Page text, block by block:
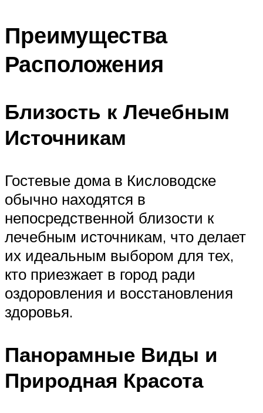
Преимущества
Расположения
Близость к Лечебным
Источникам
Гостевые дома в Кисловодске
обычно находятся в
непосредственной близости к
лечебным источникам, что делает
их идеальным выбором для тех,
кто приезжает в город ради
оздоровления и восстановления
здоровья.
Панорамные Виды и
Природная Красота